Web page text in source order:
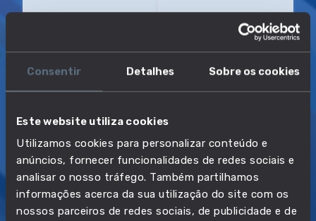
Consentir Detalhes Sobre os cookies
Este website utiliza cookies
Utilizamos cookies para personalizar conteúdo e
anúncios, fornecer funcionalidades de redes sociais e
analisar o nosso tráfego. Também partilhamos
informações acerca da sua utilização do site com os
nossos parceiros de redes sociais, de publicidade e de
Licenciatura (ou
Programar
OFERTAS DE EMPREGO
587
2º TRIMESTRE DE 2026